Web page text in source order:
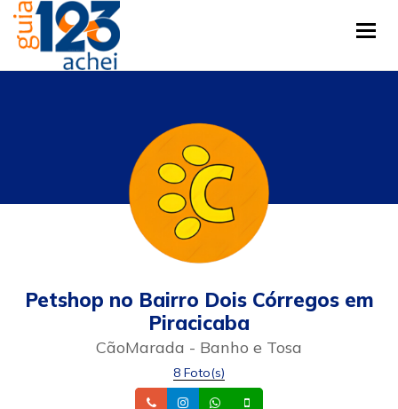
Petshop no Bairro Dois Córregos em
Piracicaba
CãoMarada - Banho e Tosa
8 Foto(s)
TelefoneInstagramWhatsapp